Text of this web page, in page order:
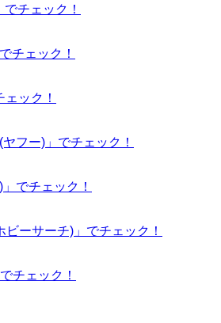
でチェック！
チェック！
ェック！
フー)」でチェック！
でチェック！
ビーサーチ)」でチェック！
チェック！